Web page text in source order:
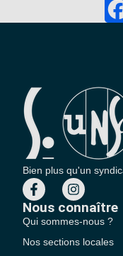
Bien plus qu'un
Nous connaître
Qui sommes-nous ?
Nos sections locales